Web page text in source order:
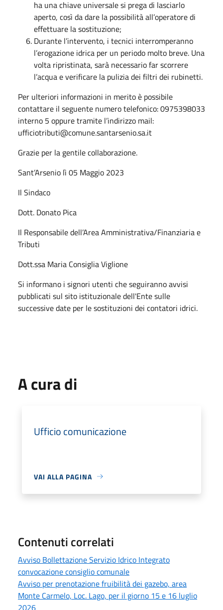
ha una chiave universale si prega di lasciarlo
aperto, così da dare la possibilità all’operatore di
effettuare la sostituzione;
Durante l’intervento, i tecnici interromperanno
l’erogazione idrica per un periodo molto breve. Una
volta ripristinata, sarà necessario far scorrere
l’acqua e verificare la pulizia dei filtri dei rubinetti.
Per ulteriori informazioni in merito è possibile
contattare il seguente numero telefonico: 0975398033
interno 5 oppure tramite l’indirizzo mail:
ufficiotributi@comune.santarsenio.sa.it
Grazie per la gentile collaborazione.
Sant’Arsenio lì 05 Maggio 2023
Il Sindaco
Dott. Donato Pica
Il Responsabile dell’Area Amministrativa/Finanziaria e
Tributi
Dott.ssa Maria Consiglia Viglione
Si informano i signori utenti che seguiranno avvisi
pubblicati sul sito istituzionale dell'Ente sulle
successive date per le sostituzioni dei contatori idrici.
A cura di
Ufficio comunicazione
VAI ALLA PAGINA
Contenuti correlati
Avviso Bollettazione Servizio Idrico Integrato
convocazione consiglio comunale
Avviso per prenotazione fruibilità dei gazebo, area
Monte Carmelo, Loc. Lago, per il giorno 15 e 16 luglio
2026